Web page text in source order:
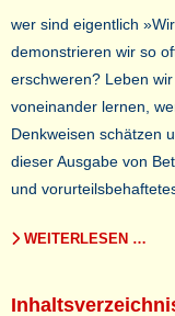
wer sind eigentlich
demonstrieren wir so
erschweren? Leben
voneinander lernen,
Denkweisen schätzen
dieser Ausgabe von
und
WEITERLESEN …